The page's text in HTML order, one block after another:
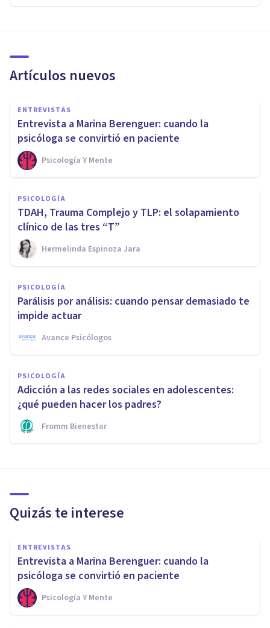
Artículos nuevos
ENTREVISTAS
Entrevista a Marina Berenguer: cuando la
psicóloga se convirtió en paciente
Psicología Y Mente
PSICOLOGÍA
TDAH, Trauma Complejo y TLP: el solapamiento
clínico de las tres “T”
Hermelinda Espinoza Jara
PSICOLOGÍA
Parálisis por análisis: cuando pensar demasiado te
impide actuar
Avance Psicólogos
PSICOLOGÍA
Adicción a las redes sociales en adolescentes:
¿qué pueden hacer los padres?
Fromm Bienestar
Quizás te interese
ENTREVISTAS
Entrevista a Marina Berenguer: cuando la
psicóloga se convirtió en paciente
Psicología Y Mente